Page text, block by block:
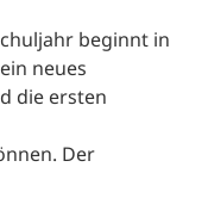
beginnt in
neues
die ersten
Der